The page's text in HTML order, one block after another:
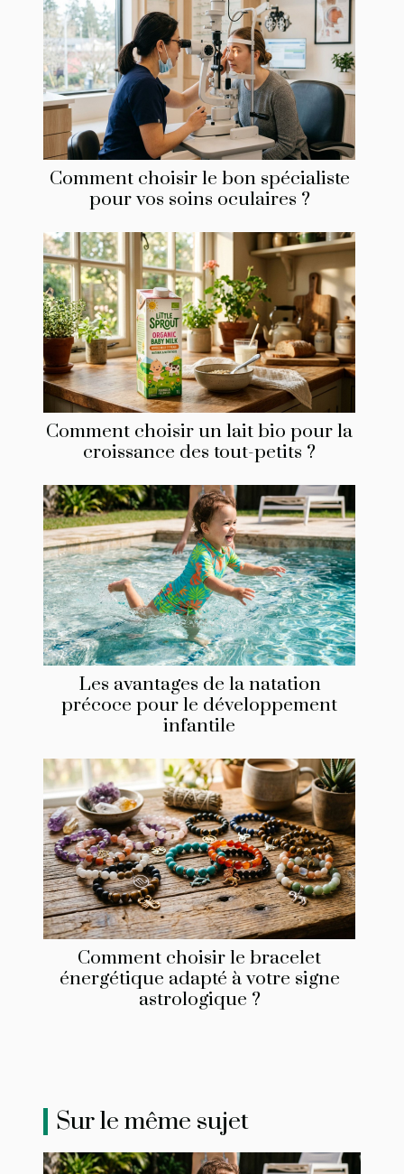
Comment choisir le bon spécialiste
pour vos soins oculaires ?
Comment choisir un lait bio pour la
croissance des tout-petits ?
Les avantages de la natation
précoce pour le développement
infantile
Comment choisir le bracelet
énergétique adapté à votre signe
astrologique ?
Sur le même sujet